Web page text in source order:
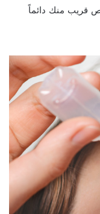
قريب منك دائماً